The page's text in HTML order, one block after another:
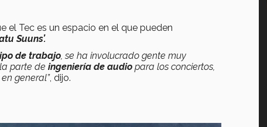
el Tec es un espacio en el que pueden
Suuns’.
de trabajo , se ha involucrado gente muy
parte de ingeniería de audio para los conciertos,
general”, dijo.